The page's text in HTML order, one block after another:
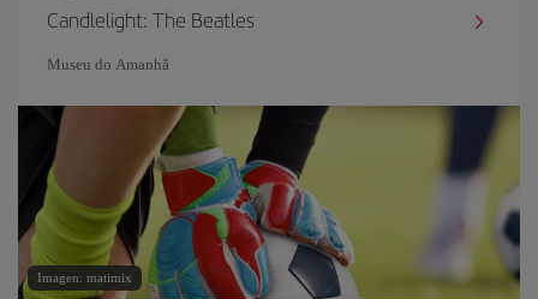
Candlelight: The Beatles
Museu do Amanhã
Imagen: matimix